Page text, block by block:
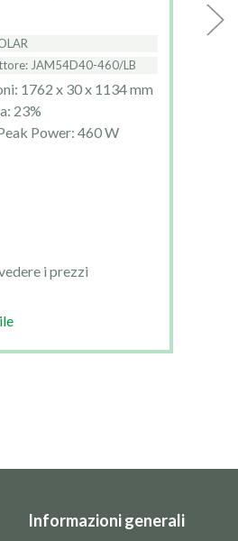
JAM54D40-460/LB
1762 x 30 x 1134 mm
23%
Power: 460 W
i prezzi
Informazioni generali